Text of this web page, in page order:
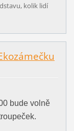
kolik lidí
bude volně